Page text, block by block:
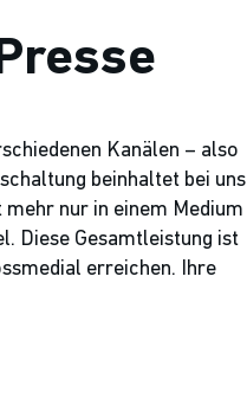
Kanälen – also
beinhaltet bei uns
nur in einem Medium
Diese Gesamtleistung ist
erreichen. Ihre